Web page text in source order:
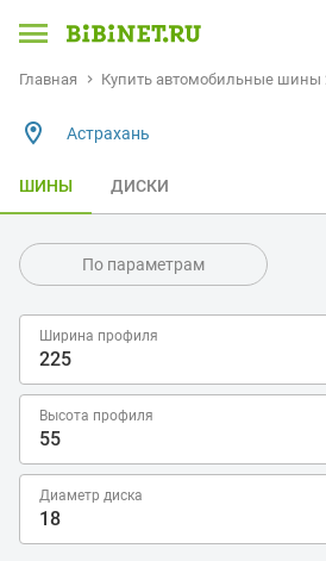
Главная Купить автомобильные шины
Астрахань
ШИНЫ ДИСКИ
По параметрам
Ширина профиля
Высота профиля
Диаметр диска